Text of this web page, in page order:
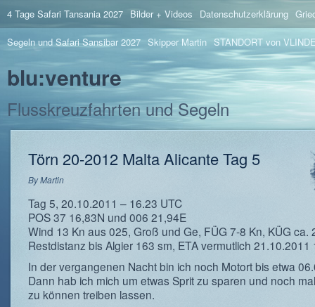
4 Tage Safari Tansania 2027 Bilder + Videos Datenschutzerklärung
Segeln und Safari Sansibar 2027 Skipper Martin STANDORT von
blu:venture
Flusskreuzfahrten und Segeln
Törn 20-2012 Malta Alicante Tag 5
ByMartin
Tag 5, 20.10.2011 – 16.23 UTC
POS 37 16,83N und 006 21,94E
Wind 13 Kn aus 025, Groß und Ge, FÜG 7-8 Kn, KÜG ca.
Restdistanz bis Algier 163 sm, ETA vermutlich 21.10.2011
In der vergangenen Nacht bin ich noch Motort bis etwa
Dann hab ich mich um etwas Sprit zu sparen und noch
zu können treiben lassen.